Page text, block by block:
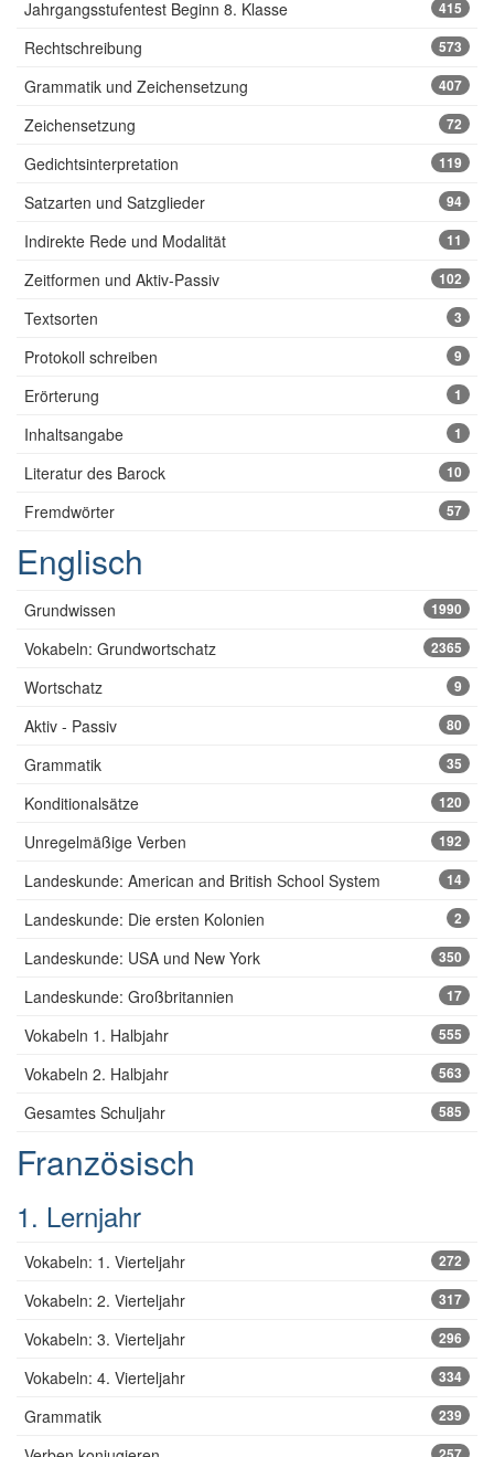
Jahrgangsstufentest Beginn 8. Klasse 415
Rechtschreibung 573
Grammatik und Zeichensetzung 407
Zeichensetzung 72
Gedichtsinterpretation 119
Satzarten und Satzglieder 94
Indirekte Rede und Modalität 11
Zeitformen und Aktiv-Passiv 102
Textsorten 3
Protokoll schreiben 9
Erörterung 1
Inhaltsangabe 1
Literatur des Barock 10
Fremdwörter 57
Englisch
Grundwissen 1990
Vokabeln: Grundwortschatz 2365
Wortschatz 9
Aktiv - Passiv 80
Grammatik 35
Konditionalsätze 120
Unregelmäßige Verben 192
Landeskunde: American and British School System 14
Landeskunde: Die ersten Kolonien 2
Landeskunde: USA und New York 350
Landeskunde: Großbritannien 17
Vokabeln 1. Halbjahr 555
Vokabeln 2. Halbjahr 563
Gesamtes Schuljahr 585
Französisch
1. Lernjahr
Vokabeln: 1. Vierteljahr 272
Vokabeln: 2. Vierteljahr 317
Vokabeln: 3. Vierteljahr 296
Vokabeln: 4. Vierteljahr 334
Grammatik 239